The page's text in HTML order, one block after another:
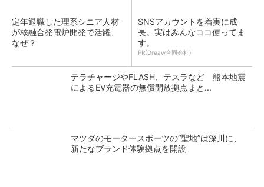
定年退職した理系シニア人材
が核融合発電炉開発で活躍、
なぜ？
SNSアカウントを着実に成
長。実はみんなココ使ってま
す。
PR(Dreaw合同会社)
テラチャージやFLASH、テスラなど 熊本地震
によるEV充電器の無償開放拠点まと...
マツダのモータースポーツの“聖地”は深川に、
新たなブランド体験拠点を開設